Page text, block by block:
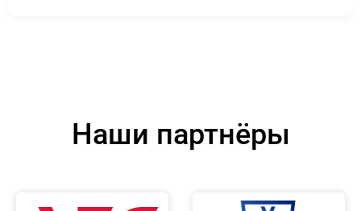
Наши партнёры